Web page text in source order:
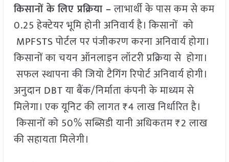
किसानों के लिए प्रक्रिया –लाभार्थी के पास कम से कम
0.25 हेक्टेयर भूमि होनी अनिवार्य है। किसानों को
MPFSTS पोर्टल पर पंजीकरण करना अनिवार्य होगा।
किसानों का चयन ऑनलाइन लॉटरी प्रक्रिया से होगा।
सफल स्थापना की जियो टैगिंग रिपोर्ट अनिवार्य होगी।
अनुदान DBT या बैंक/निर्माता कंपनी के माध्यम से
मिलेगा। एक यूनिट की लागत ₹4 लाख निर्धारित है।
किसानों को 50% सब्सिडी यानी अधिकतम ₹2 लाख
की सहायता मिलेगी।